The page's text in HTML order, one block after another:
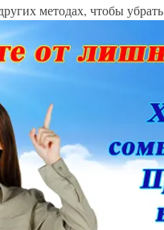
методах, чтобы